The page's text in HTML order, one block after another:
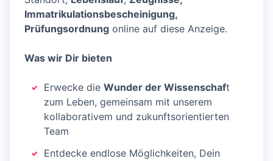
Immatrikulationsbescheinigung,
Prüfungsordnung online auf diese Anzeige.
Was wir Dir bieten
Erwecke die Wunder der Wissenschaft
zum Leben, gemeinsam mit unserem
kollaborativem und zukunftsorientierten
Team
Entdecke endlose Möglichkeiten, Dein